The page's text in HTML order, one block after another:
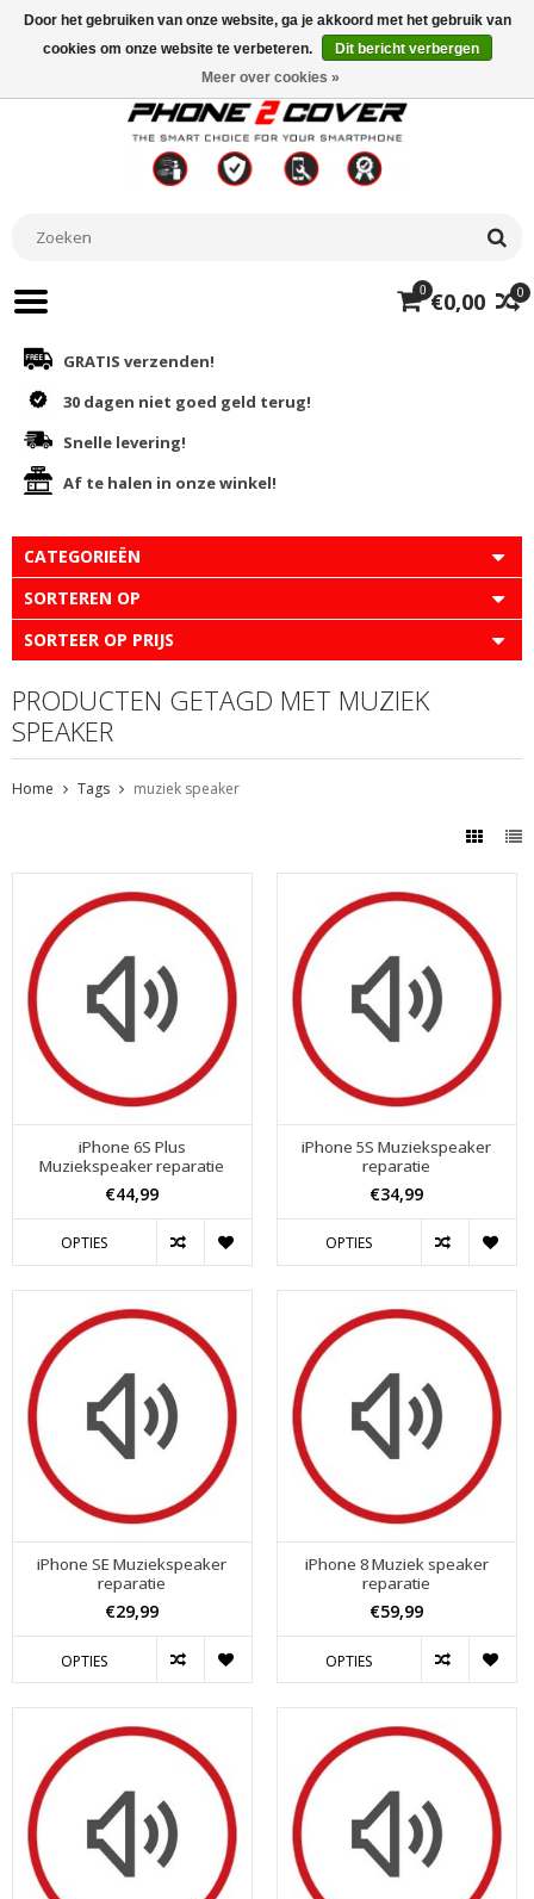
0
0 €0,00
GRATIS verzenden!
30 dagen niet goed geld terug!
Snelle levering!
Af te halen in onze winkel!
CATEGORIEËN
SORTEREN OP
SORTEER OP PRIJS
PRODUCTEN GETAGD MET MUZIEK
SPEAKER
Home Tags muziek speaker
iPhone 6S Plus
Muziekspeaker reparatie
€44,99
OPTIES
iPhone 5S Muziekspeaker
reparatie
€34,99
OPTIES
iPhone SE Muziekspeaker
reparatie
€29,99
OPTIES
iPhone 8 Muziek speaker
reparatie
€59,99
OPTIES
Door het gebruiken van onze website, ga je akkoord met het gebruik van
cookies om onze website te verbeteren.
Dit bericht verbergen
Meer over cookies »